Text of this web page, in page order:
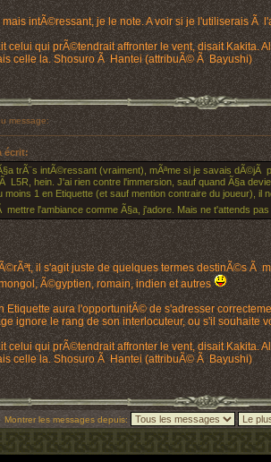
intÃ©ressant, je le note. A voir si je l'utiliserais Ã
celui qui prÃ©tendrait affronter le vent, disait Kakita.
celle la. Shosuro Ã Hantei (attribuÃ© Ã Bayushi)
message:
écrit:
trÃ¨s intÃ©ressant (vraiment), mÃªme si je savais dÃ©jÃ
L5R, hein. J'ai rien contre l'immersion, sauf quand Ã§a
moins 1 en Etiquette (et sauf mention contraire du joueur), il
mettre l'ambiance comme Ã§a, j'adore. Mais ne t'attends
il s'agit juste de quelques termes destinÃ©s Ã
Ã©gyptien, romain, indien et autres
Etiquette aura l'opportunitÃ© de s'adresser
ignore le rang de son interlocuteur, ou s'il
celui qui prÃ©tendrait affronter le vent, disait Kakita.
celle la. Shosuro Ã Hantei (attribuÃ© Ã Bayushi)
Montrer les messages depuis: